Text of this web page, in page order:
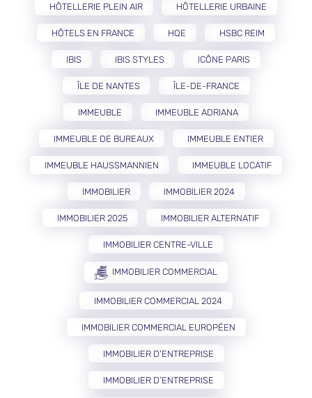
HÔTELLERIE PLEIN AIR HÔTELLERIE URBAINE
HÔTELS EN FRANCE HQE HSBC REIM
IBIS IBIS STYLES ICÔNE PARIS
ÎLE DE NANTES ÎLE-DE-FRANCE
IMMEUBLE IMMEUBLE ADRIANA
IMMEUBLE DE BUREAUX IMMEUBLE ENTIER
IMMEUBLE HAUSSMANNIEN IMMEUBLE LOCATIF
IMMOBILIER IMMOBILIER 2024
IMMOBILIER 2025 IMMOBILIER ALTERNATIF
IMMOBILIER CENTRE-VILLE
IMMOBILIER COMMERCIAL
IMMOBILIER COMMERCIAL 2024
IMMOBILIER COMMERCIAL EUROPÉEN
IMMOBILIER D'ENTREPRISE
IMMOBILIER D’ENTREPRISE